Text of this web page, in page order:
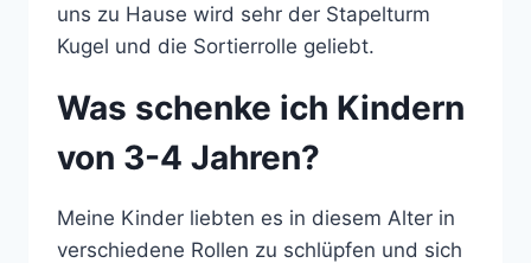
uns zu Hause wird sehr der Stapelturm
Kugel und die Sortierrolle geliebt.
Was schenke ich Kindern
von 3-4 Jahren?
Meine Kinder liebten es in diesem Alter in
verschiedene Rollen zu schlüpfen und sich